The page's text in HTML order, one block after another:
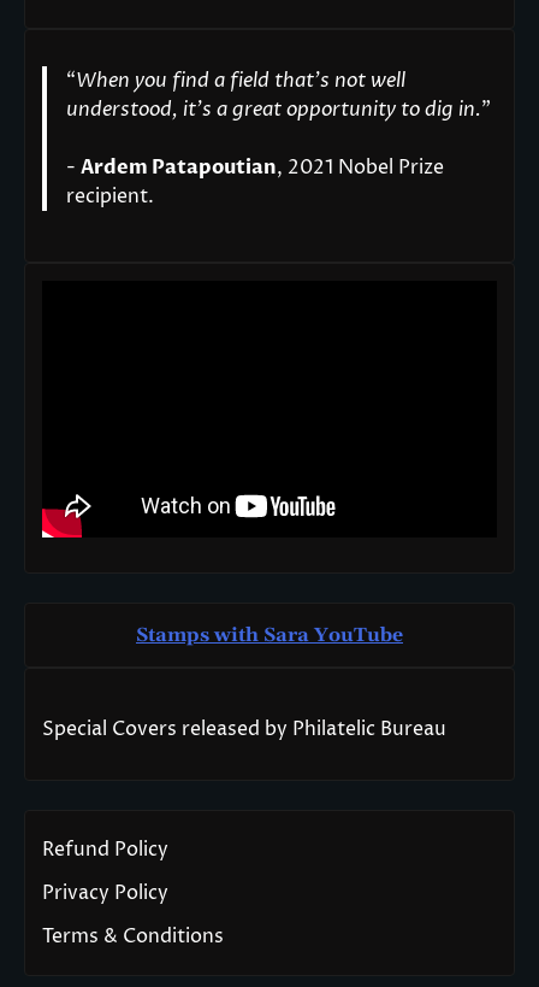
“When you find a field that’s not well
understood, it’s a great opportunity to dig in."
- Ardem Patapoutian, 2021 Nobel Prize
recipient.
Stamps with Sara YouTube
Special Covers released by Philatelic Bureau
Refund Policy
Privacy Policy
Terms & Conditions